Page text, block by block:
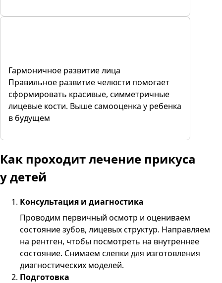
Гармоничное развитие лица
Правильное развитие челюсти помогает
сформировать красивые, симметричные
лицевые кости. Выше самооценка у ребенка
в будущем
Как проходит лечение прикуса
у детей
Консультация и диагностика
Проводим первичный осмотр и оцениваем
состояние зубов, лицевых структур. Направляем
на рентген, чтобы посмотреть на внутреннее
состояние. Снимаем слепки для изготовления
диагностических моделей.
Подготовка